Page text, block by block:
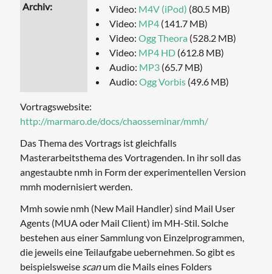
Archiv
Video: M4V (iPod) (80.5 MB)
Video: MP4 (141.7 MB)
Video:Ogg Theora (528.2 MB)
Video: MP4 HD (612.8 MB)
Audio: MP3 (65.7 MB)
Audio:Ogg Vorbis (49.6 MB)
Vortragswebsite:
http://marmaro.de/docs/chaosseminar/mmh/
Das Thema des Vortrags ist gleichfalls
Masterarbeitsthema des Vortragenden. In ihr soll das
angestaubte nmh in Form der experimentellen Version
mmh modernisiert werden.
Mmh sowie nmh (New Mail Handler) sind Mail User
Agents (MUA oder Mail Client) im MH-Stil. Solche
bestehen aus einer Sammlung von Einzelprogrammen,
die jeweils eine Teilaufgabe uebernehmen. So gibt es
beispielsweise scanum die Mails eines Folders